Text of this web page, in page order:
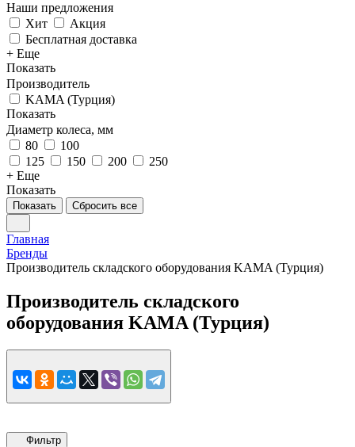
Наши предложения
Хит
Акция
Бесплатная доставка
+ Еще
Показать
Производитель
KAMA (Турция)
Показать
Диаметр колеса, мм
80
100
125
150 200
250
+ Еще
Показать
Показать Сбросить все
Главная
Бренды
Производитель складского оборудования KAMA (Турция)
Производитель складского
оборудования KAMA (Турция)
Фильтр